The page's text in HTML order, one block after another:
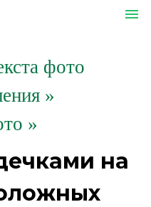
menu
фото
»
»
на